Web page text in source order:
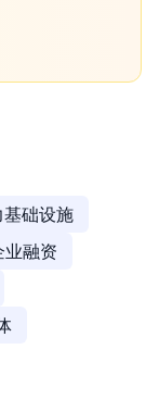
础设施
业融资